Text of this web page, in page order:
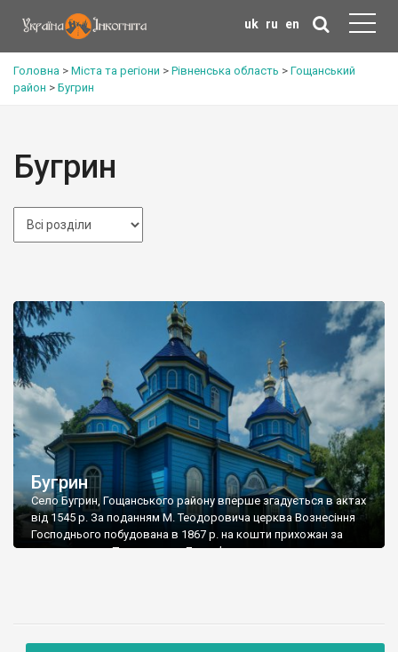
uk ru en
Головна > Міста та регіони > Рівненська область > Гощанський
район > Бугрин
Бугрин
Бугрин
Село Бугрин, Гощанського району вперше згадується в актах
від 1545 р. За поданням М. Теодоровича церква Вознесіння
Господнього побудована в 1867 р. на кошти прихожан за
проектом арх. Пархоменка. Дерев’яна, простора,